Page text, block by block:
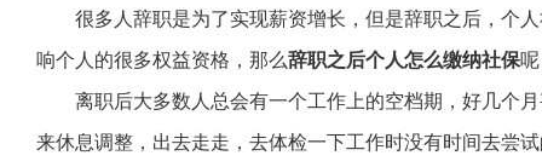
很多人辞职是为了实现薪资增长，但是辞职之后，个
响个人的很多权益资格，那么辞职之后个人怎么缴纳社保
离职后大多数人总会有一个工作上的空档期，好几个
来休息调整，出去走走，去体检一下工作时没有时间去尝